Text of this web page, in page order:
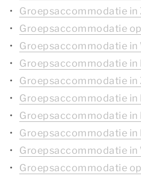
Groepsaccommodatie in
Groepsaccommodatie
Groepsaccommodatie in
Groepsaccommodatie in
Groepsaccommodatie
Groepsaccommodatie
Groepsaccommodatie in
Groepsaccommodatie in
Groepsaccommodatie in
Groepsaccommodatie